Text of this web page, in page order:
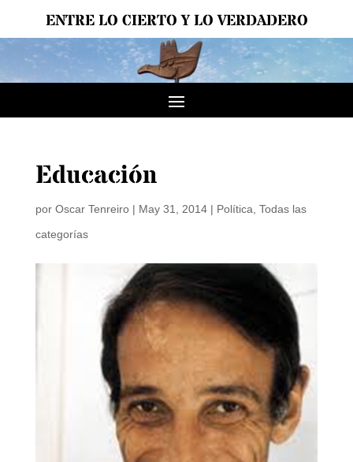
ENTRE LO CIERTO Y LO VERDADERO
Educación
por Oscar Tenreiro| May 31, 2014| Política Todas las
categorías